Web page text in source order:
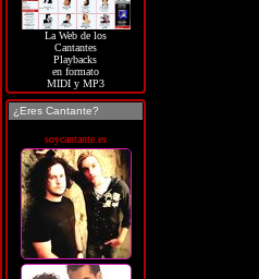
La Web de los
Cantantes
Playbacks
en formato
MIDI y MP3
¿Eres Cantante?
soycantante.es